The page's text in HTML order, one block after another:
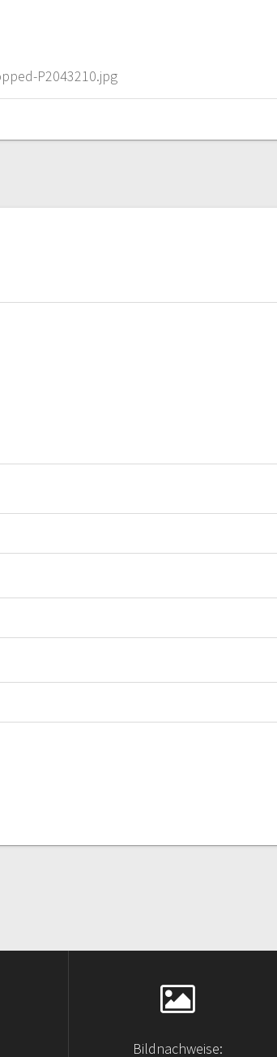
P2043210.jpg
Bildnachweise: